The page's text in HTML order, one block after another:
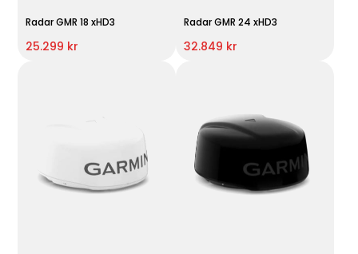
Radar GMR 18 xHD3
25.299 kr
Radar GMR 24 xHD3
32.849 kr